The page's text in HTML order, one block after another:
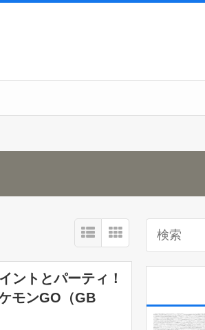
ントとパーティ！
モンGO（GB